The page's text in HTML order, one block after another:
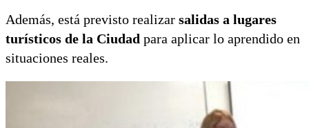
Además, está previsto realizar salidas a lugares
turísticos de la Ciudad para aplicar lo aprendido en
situaciones reales.